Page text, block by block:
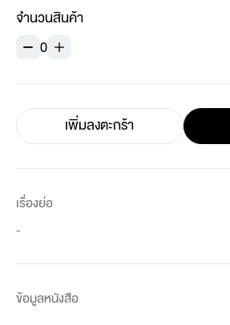
จำนวนสินค้า
0
เพิ่มลงตะกร้า
เรื่องย่อ
-
ข้อมูลหนังสือ